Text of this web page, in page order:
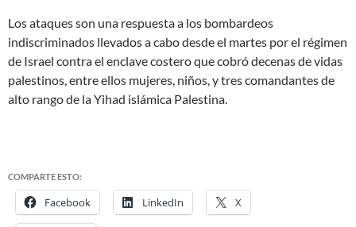
Los ataques son una respuesta a los bombardeos
indiscriminados llevados a cabo desde el martes por el régimen
de Israel contra el enclave costero que cobró decenas de vidas
palestinos, entre ellos mujeres, niños, y tres comandantes de
alto rango de la Yihad islámica Palestina.
COMPARTE ESTO:
Facebook LinkedIn X